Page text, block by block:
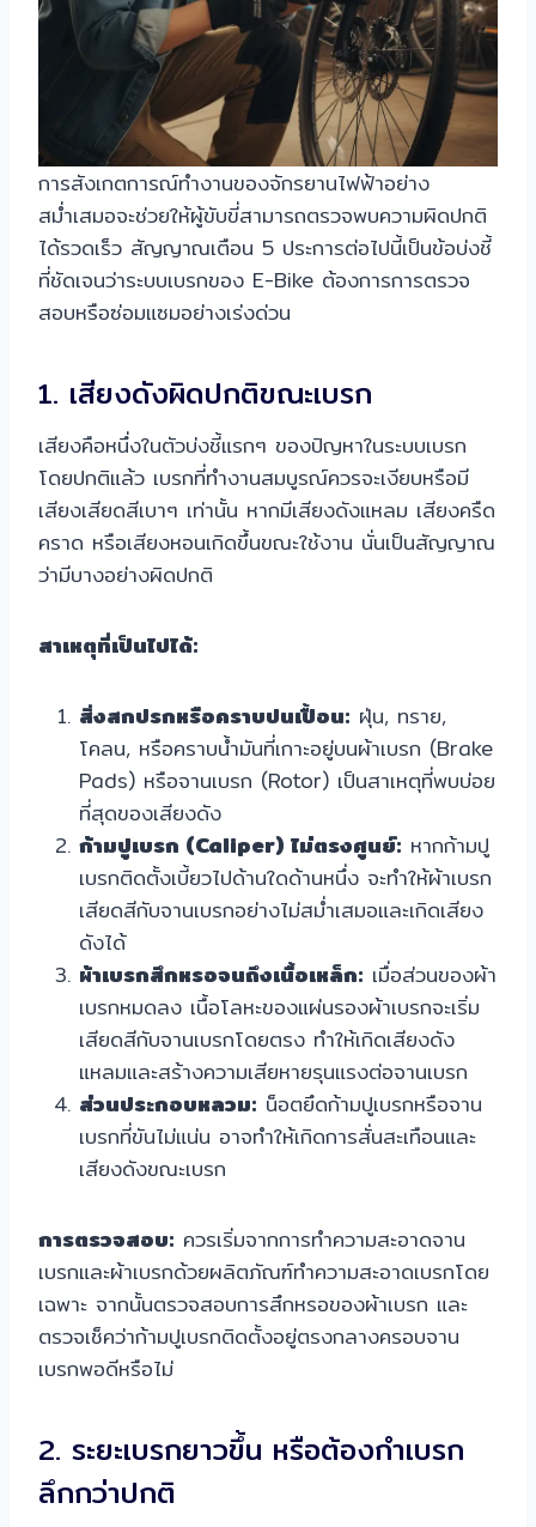
การสังเกตการณ์ทำงานของจักรยานไฟฟ้าอย่าง
สม่ำเสมอจะช่วยให้ผู้ขับขี่สามารถตรวจพบความผิดปกติ
ได้รวดเร็ว สัญญาณเตือน 5 ประการต่อไปนี้เป็นข้อบ่งชี้
ที่ชัดเจนว่าระบบเบรกของ E-Bike ต้องการการตรวจ
สอบหรือซ่อมแซมอย่างเร่งด่วน
1. เสียงดังผิดปกติขณะเบรก
เสียงคือหนึ่งในตัวบ่งชี้แรกๆ ของปัญหาในระบบเบรก
โดยปกติแล้ว เบรกที่ทำงานสมบูรณ์ควรจะเงียบหรือมี
เสียงเสียดสีเบาๆ เท่านั้น หากมีเสียงดังแหลม เสียงครืด
คราด หรือเสียงหอนเกิดขึ้นขณะใช้งาน นั่นเป็นสัญญาณ
ว่ามีบางอย่างผิดปกติ
สาเหตุที่เป็นไปได้:
สิ่งสกปรกหรือคราบปนเปื้อน: ฝุ่น, ทราย,
โคลน, หรือคราบน้ำมันที่เกาะอยู่บนผ้าเบรก (Brake
Pads) หรือจานเบรก (Rotor) เป็นสาเหตุที่พบบ่อย
ที่สุดของเสียงดัง
ก้ามปูเบรก (Caliper) ไม่ตรงศูนย์: หากก้ามปู
เบรกติดตั้งเบี้ยวไปด้านใดด้านหนึ่ง จะทำให้ผ้าเบรก
เสียดสีกับจานเบรกอย่างไม่สม่ำเสมอและเกิดเสียง
ดังได้
ผ้าเบรกสึกหรอจนถึงเนื้อเหล็ก: เมื่อส่วนของผ้า
เบรกหมดลง เนื้อโลหะของแผ่นรองผ้าเบรกจะเริ่ม
เสียดสีกับจานเบรกโดยตรง ทำให้เกิดเสียงดัง
แหลมและสร้างความเสียหายรุนแรงต่อจานเบรก
ส่วนประกอบหลวม: น็อตยึดก้ามปูเบรกหรือจาน
เบรกที่ขันไม่แน่น อาจทำให้เกิดการสั่นสะเทือนและ
เสียงดังขณะเบรก
การตรวจสอบ: ควรเริ่มจากการทำความสะอาดจาน
เบรกและผ้าเบรกด้วยผลิตภัณฑ์ทำความสะอาดเบรกโดย
เฉพาะ จากนั้นตรวจสอบการสึกหรอของผ้าเบรก และ
ตรวจเช็คว่าก้ามปูเบรกติดตั้งอยู่ตรงกลางครอบจาน
เบรกพอดีหรือไม่
2. ระยะเบรกยาวขึ้น หรือต้องกำเบรก
ลึกกว่าปกติ